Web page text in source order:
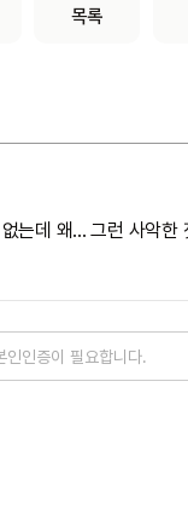
목록
는데 왜... 그런 사악한